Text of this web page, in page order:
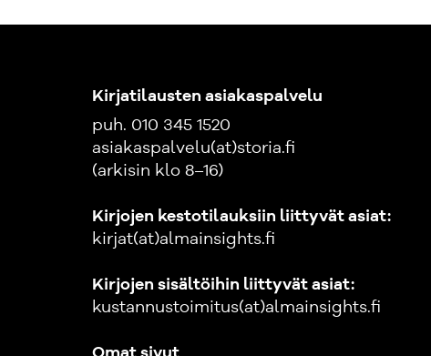
Kirjatilausten asiakaspalvelu
puh. 010 345 1520
asiakaspalvelu(at)storia.fi
(arkisin klo 8–16)
Kirjojen kestotilauksiin liittyvät asiat:
kirjat(at)almainsights.fi
Kirjojen sisältöihin liittyvät asiat:
kustannustoimitus(at)almainsights.fi